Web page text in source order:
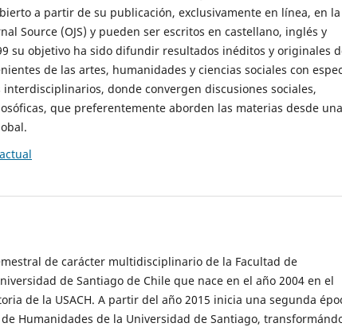
a partir de su publicación, exclusivamente en línea, en la
Source (OJS) y pueden ser escritos en castellano, inglés y
su objetivo ha sido difundir resultados inéditos y originales
de las artes, humanidades y ciencias sociales con
donde convergen discusiones sociales,
que preferentemente aborden las materias desde una
de carácter multidisciplinario de la Facultad de
de Santiago de Chile que nace en el año 2004 en el
de la USACH. A partir del año 2015 inicia una segunda
Humanidades de la Universidad de Santiago,